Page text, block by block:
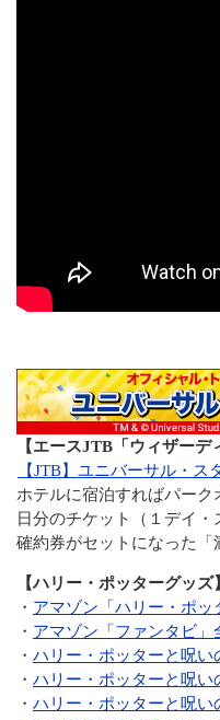
【エースJTB「ウィザー
【JTB】ユニバーサル・
ホテルに宿泊すればパー
日分のチケット（１デイ
確約券がセットになった「
【ハリー・ポッターグッズ】
・ アマゾン「ハリー・ポッ
・ アマゾン「ファンタビ」
・ ハリー・ポッターと呪い
・ ハリー・ポッターと呪い
・ ハリー・ポッターと呪い